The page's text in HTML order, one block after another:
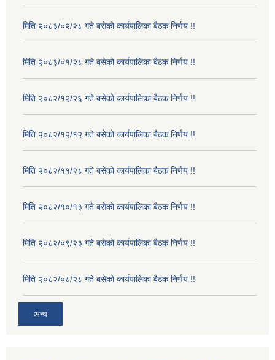
मिति २०८३/०२/२८ गते बसेको कार्यपालिका बैठक निर्णय !!
मिति २०८३/०१/२८ गते बसेको कार्यपालिका बैठक निर्णय !!
मिति २०८२/१२/२६ गते बसेको कार्यपालिका बैठक निर्णय !!
मिति २०८२/१२/१२ गते बसेको कार्यपालिका बैठक निर्णय !!
मिति २०८२/११/२८ गते बसेको कार्यपालिका बैठक निर्णय !!
मिति २०८२/१०/१३ गते बसेको कार्यपालिका बैठक निर्णय !!
मिति २०८२/०९/२३ गते बसेको कार्यपालिका बैठक निर्णय !!
मिति २०८२/०८/२८ गते बसेको कार्यपालिका बैठक निर्णय !!
अन्य